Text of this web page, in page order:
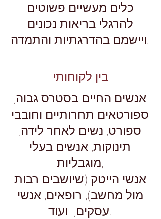
כלים מעשיים פשוטים
להרגלי בריאות נכונים
ויישמם בהדרגתיות והתמדה.
בין לקוחותי
אנשים החיים בסטרס גבוה,
ספורטאים תחרותיים וחובבי
ספורט, נשים לאחר לידה,
תינוקות, אנשים בעלי
מוגבליות,
אנשי הייטק (שיושבים רבות
מול מחשב), רופאים, אנשי
עסקים, ועוד.